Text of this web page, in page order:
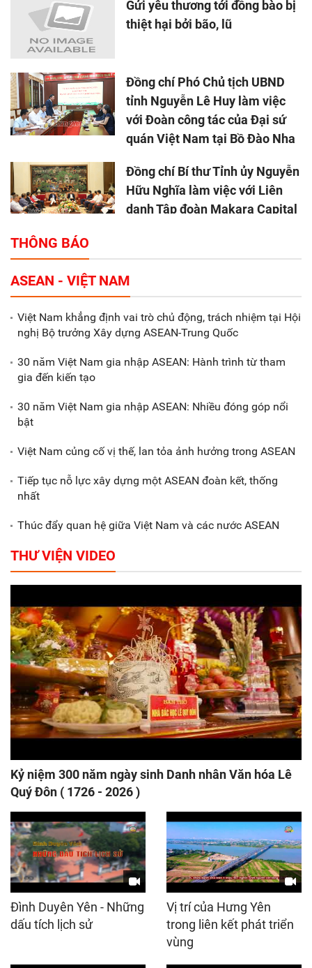
Gửi yêu thương tới đồng bào bị
thiệt hại bởi bão, lũ
Đồng chí Phó Chủ tịch UBND
tỉnh Nguyễn Lê Huy làm việc
với Đoàn công tác của Đại sứ
quán Việt Nam tại Bồ Đào Nha
Đồng chí Bí thư Tỉnh ủy Nguyễn
Hữu Nghĩa làm việc với Liên
danh Tập đoàn Makara Capital
Tổng thu ngân sách nhà nước 9
tháng đầu năm 2025 đạt trên
70.600 tỷ đồng
Xã Nam Đông Hưng: Gặp mặt,
biểu dương các doanh nghiệp,
Gắn sản xuất với phát triển văn
THÔNG BÁO
ASEAN - VIỆT NAM
Việt Nam khẳng định vai trò chủ động, trách nhiệm tại Hội
nghị Bộ trưởng Xây dựng ASEAN-Trung Quốc
30 năm Việt Nam gia nhập ASEAN: Hành trình từ tham
gia đến kiến tạo
30 năm Việt Nam gia nhập ASEAN: Nhiều đóng góp nổi
bật
Việt Nam củng cố vị thế, lan tỏa ảnh hưởng trong ASEAN
Tiếp tục nỗ lực xây dựng một ASEAN đoàn kết, thống
nhất
Thúc đẩy quan hệ giữa Việt Nam và các nước ASEAN
THƯ VIỆN VIDEO
Kỷ niệm 300 năm ngày sinh Danh nhân Văn hóa Lê
Quý Đôn ( 1726 - 2026 )
Đình Duyên Yên - Những
dấu tích lịch sử
Vị trí của Hưng Yên
trong liên kết phát triển
vùng